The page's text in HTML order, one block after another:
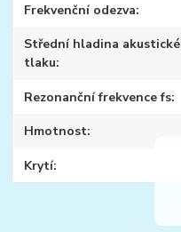
Frekvenční odezva
Střední hladina
tlaku
Rezonanční frekvence fs
Hmotnost
Krytí